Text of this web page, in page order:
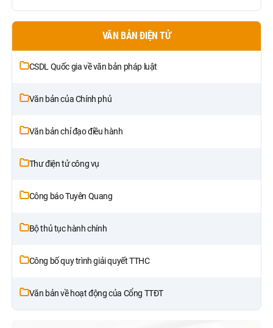
VĂN BẢN ĐIỆN TỬ
CSDL Quốc gia về văn bản pháp luật
Văn bản của Chính phủ
Văn bản chỉ đạo điều hành
Thư điện tử công vụ
Công báo Tuyên Quang
Bộ thủ tục hành chính
Công bố quy trình giải quyết TTHC
Văn bản về hoạt động của Cổng TTĐT